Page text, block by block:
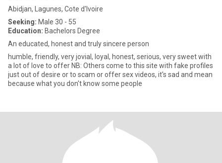
Abidjan, Lagunes, Cote d'Ivoire
Seeking: Male 30 - 55
Education: Bachelors Degree
An educated, honest and truly sincere person
humble, friendly, very jovial, loyal, honest, serious, very sweet with
a lot of love to offer NB: Others come to this site with fake profiles
just out of desire or to scam or offer sex videos, it's sad and mean
because what you don't know some people